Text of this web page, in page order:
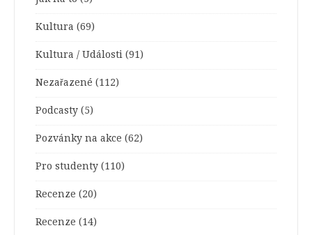
Kultura (69)
Kultura / Události (91)
Nezařazené (112)
Podcasty (5)
Pozvánky na akce (62)
Pro studenty (110)
Recenze (20)
Recenze (14)